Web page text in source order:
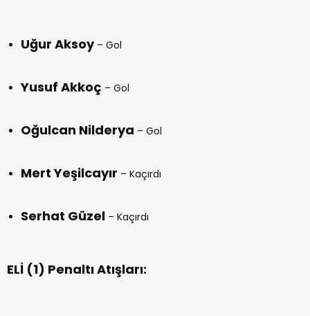
Uğur Aksoy– Gol
Yusuf Akkoç – Gol
Oğulcan Nilderya – Gol
Mert Yeşilcayır – Kaçırdı
Serhat Güzel – Kaçırdı
ELİ (1) Penaltı Atışları: